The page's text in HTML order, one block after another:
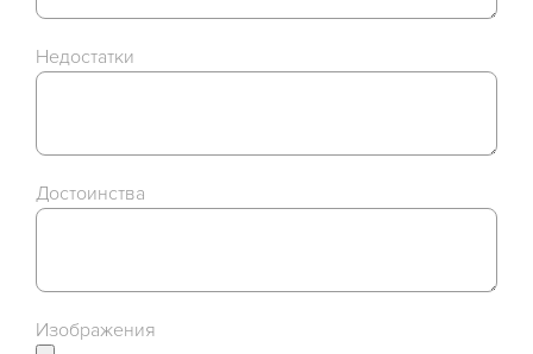
Недостатки
Достоинства
Изображения